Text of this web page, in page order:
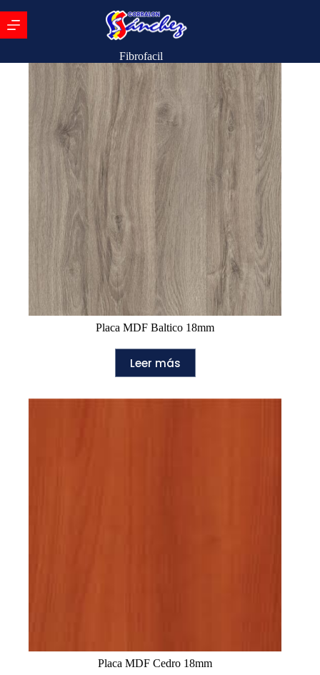
Fibrofacil
Placa MDF Baltico 18mm
Leer más
Placa MDF Cedro 18mm